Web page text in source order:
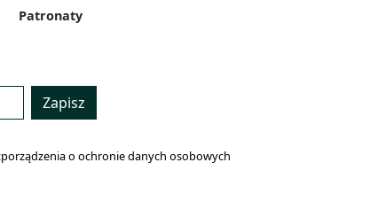
Patronaty
Zapisz
o ochronie danych osobowych